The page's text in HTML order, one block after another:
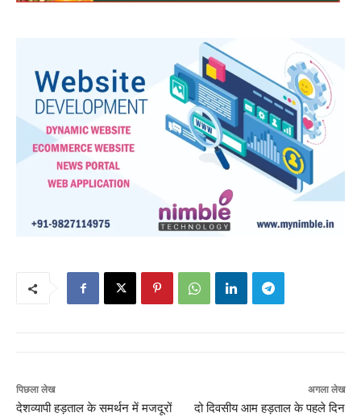
पिछला लेख
देशव्यापी हड़ताल के समर्थन में मजदूरों
अगला लेख
दो दिवसीय आम हड़ताल के पहले दिन